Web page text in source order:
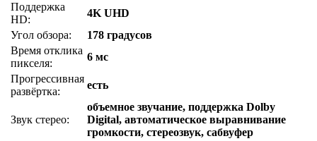
Поддержка
HD:
4K UHD
Угол обзора:
178 градусов
Время отклика
пикселя:
6 мс
Прогрессивная
развёртка:
есть
Звук стерео:
объемное звучание, поддержка Dolby
Digital, автоматическое выравнивание
громкости, стереозвук, сабвуфер